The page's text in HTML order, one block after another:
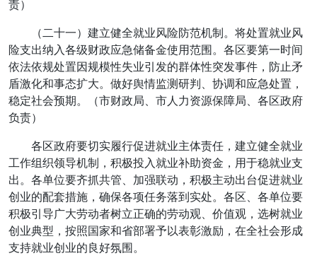
责）
（二十一）建立健全就业风险防范机制。将处置就业风
险支出纳入各级财政应急储备金使用范围。各区要第一时间
依法依规处置因规模性失业引发的群体性突发事件，防止矛
盾激化和事态扩大。做好舆情监测研判、协调和应急处置，
稳定社会预期。（市财政局、市人力资源保障局、各区政府
负责）
各区政府要切实履行促进就业主体责任，建立健全就业
工作组织领导机制，积极投入就业补助资金，用于稳就业支
出。各单位要齐抓共管、加强联动，积极主动出台促进就业
创业的配套措施，确保各项任务落到实处。各区、各单位要
积极引导广大劳动者树立正确的劳动观、价值观，选树就业
创业典型，按照国家和省部署予以表彰激励，在全社会形成
支持就业创业的良好氛围。